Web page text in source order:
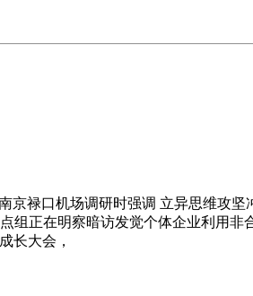
禄口机场调研时强调 立异思维攻
组正在明察暗访发觉个体企业利用
长大会，